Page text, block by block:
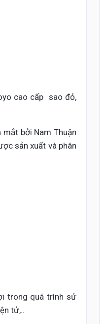
cao cấp sao đỏ,
bởi Nam Thuận
sản xuất và phân
trong quá trình sử
tử,..